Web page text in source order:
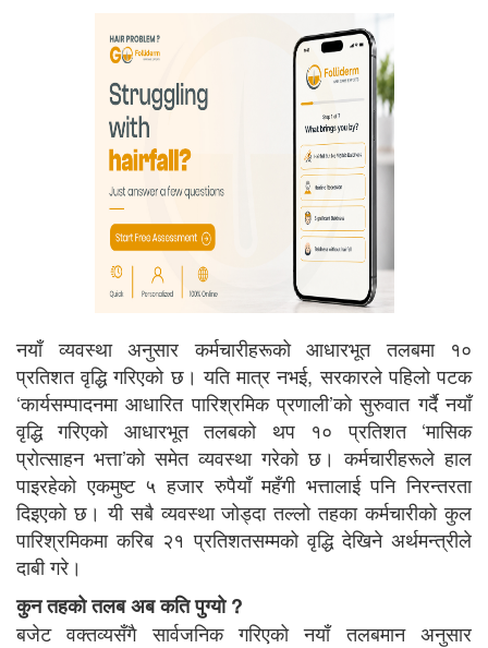
नयाँ व्यवस्था अनुसार कर्मचारीहरूको आधारभूत तलबमा १०
प्रतिशत वृद्धि गरिएको छ। यति मात्र नभई, सरकारले पहिलो पटक
‘कार्यसम्पादनमा आधारित पारिश्रमिक प्रणाली’को सुरुवात गर्दै नयाँ
वृद्धि गरिएको आधारभूत तलबको थप १० प्रतिशत ‘मासिक
प्रोत्साहन भत्ता’को समेत व्यवस्था गरेको छ। कर्मचारीहरूले हाल
पाइरहेको एकमुष्ट ५ हजार रुपैयाँ महँगी भत्तालाई पनि निरन्तरता
दिइएको छ। यी सबै व्यवस्था जोड्दा तल्लो तहका कर्मचारीको कुल
पारिश्रमिकमा करिब २१ प्रतिशतसम्मको वृद्धि देखिने अर्थमन्त्रीले
दाबी गरे।
कुन तहको तलब अब कति पुग्यो ?
बजेट वक्तव्यसँगै सार्वजनिक गरिएको नयाँ तलबमान अनुसार